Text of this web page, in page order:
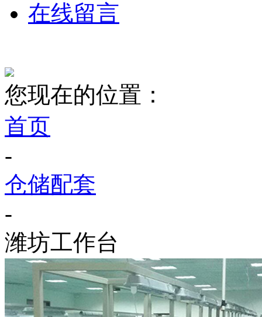
在线留言
您现在的位置：
首页
-
仓储配套
-
潍坊工作台